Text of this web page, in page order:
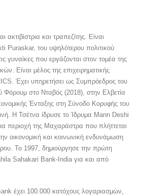
και τραπεζίτης. Είναι
Puraskar, του υψηλότερου πολιτικού
γυναίκες που εργάζονται στον τομέα της
Είναι μέλος της επιχειρηματικής
Έχει υπηρετήσει ως Συμπρόεδρος του
Φόρουμ στο Νταβός (2018), στην Ελβετία
Ένταξης στη Σύνοδο Κορυφής του
Η Τσέτνα ίδρυσε το Ίδρυμα Mann Deshi
περιοχή της Μαχαράστρα που πλήττεται
οικονομική και κοινωνική ενδυνάμωση
Το 1997, δημιούργησε την πρώτη
Sahakari Bank-India για και από
έχει 100.000 κατόχους λογαριασμών,